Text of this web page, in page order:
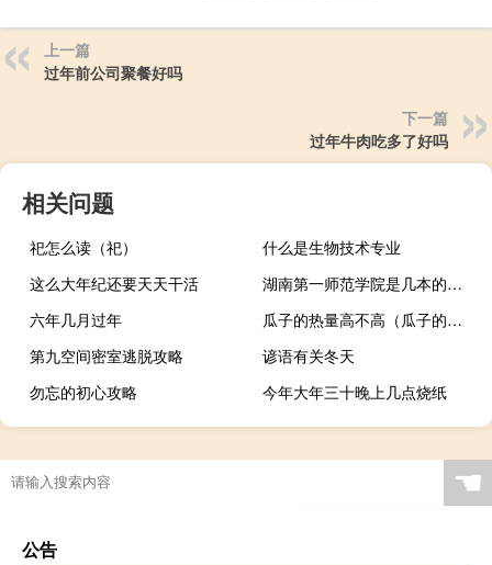
上一篇
过年前公司聚餐好吗
下一篇
过年牛肉吃多了好吗
相关问题
祀怎么读（祀）
什么是生物技术专业
这么大年纪还要天天干活
湖南第一师范学院是几本的大学 湖南省第一师范学院
六年几月过年
瓜子的热量高不高（瓜子的热量高）
第九空间密室逃脱攻略
谚语有关冬天
勿忘的初心攻略
今年大年三十晚上几点烧纸
☚
公告